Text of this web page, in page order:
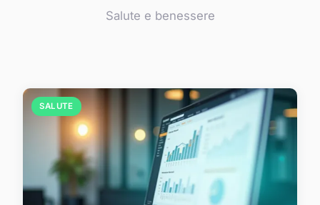
Salute e benessere
SALUTE